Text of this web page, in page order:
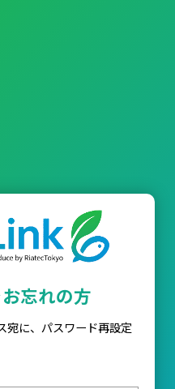
忘れの方
宛に、パスワード再設定